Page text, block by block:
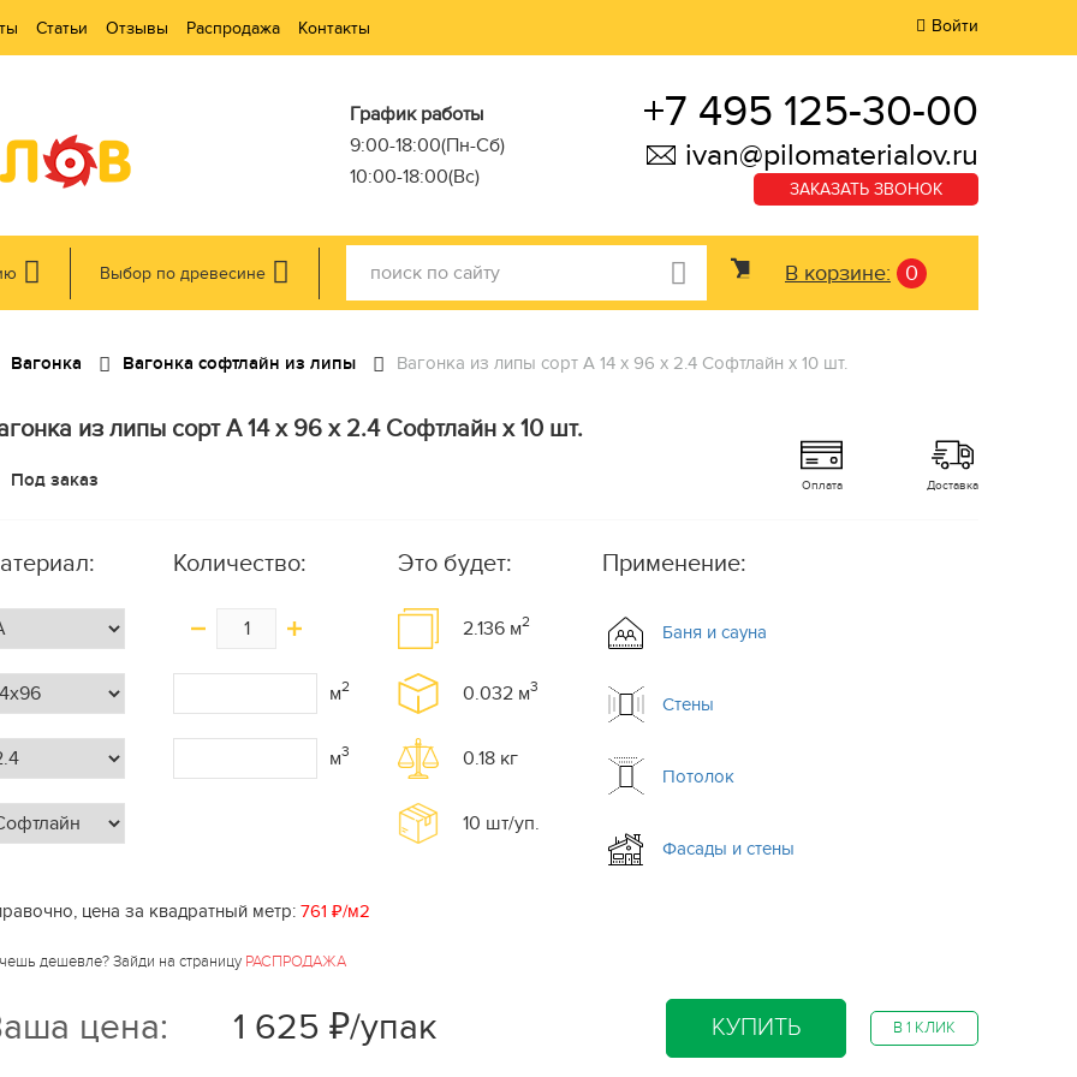
Статьи Отзывы Распродажа Контакты Войти
График работы
9:00-18:00(Пн-Сб)
10:00-18:00(Вс)
+7 495 125-30-00
ivan@pilomaterialov.ru
ЗАКАЗАТЬ ЗВОНОК
Выбор по древесине В корзине: 0
Вагонка Вагонка софтлайн из липы Вагонка из липы сорт А 14 x 96 x 2.4 Софтлайн x 10 шт.
из липы сорт А 14 x 96 x 2.4 Софтлайн x 10 шт.
Под заказ Оплата Доставка
Количество:
м2
м3
Это будет:
2.136 м2
0.032 м3
0.18 кг
10 шт/уп.
Применение:
Баня и сауна
Стены
Потолок
Фасады и стены
цена за квадратный метр: 761 ₽/м2
дешевле? Зайди на страницу РАСПРОДАЖА
цена: 1 625 ₽/упак КУПИТЬ В 1 КЛИК